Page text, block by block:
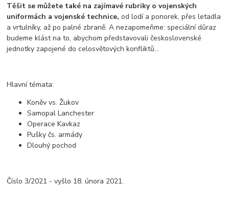
Těšit se můžete také na zajímavé rubriky o vojenských
uniformách a vojenské technice, od lodí a ponorek, přes letadla
a vrtulníky, až po palné zbraně. A nezapomeňme: speciální důraz
budeme klást na to, abychom představovali československé
jednotky zapojené do celosvětových konfliktů...
Hlavní témata:
Koněv vs. Žukov
Samopal Lanchester
Operace Kavkaz
Pušky čs. armády
Dlouhý pochod
Číslo 3/2021 - vyšlo 18. února 2021.